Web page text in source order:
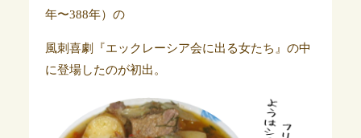
年〜388年）の
風刺喜劇『エックレーシア会に出る女たち』の中
に登場したのが初出。